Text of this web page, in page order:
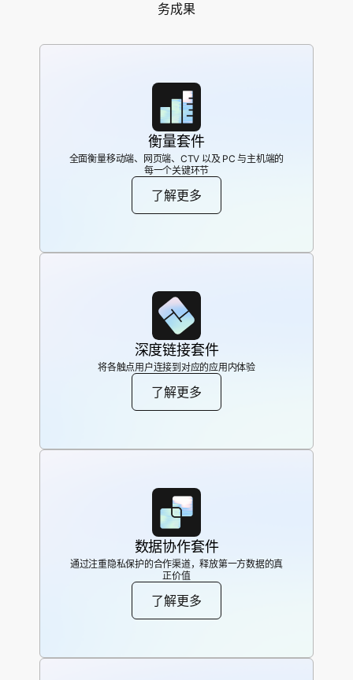
务成果
衡量套件
全面衡量移动端、网页端、CTV 以及 PC 与主机端的
每一个关键环节
了解更多
深度链接套件
将各触点用户连接到对应的应用内体验
了解更多
数据协作套件
通过注重隐私保护的合作渠道，释放第一方数据的真
正价值
了解更多